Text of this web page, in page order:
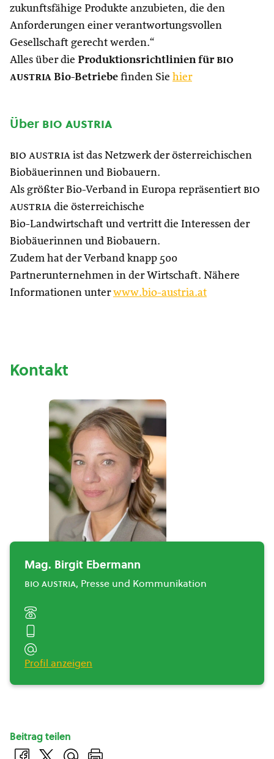
zukunftsfähige Produkte anzubieten, die den
Anforderungen einer verantwortungsvollen
Gesellschaft gerecht werden.“
Alles über die Produktionsrichtlinien für bio
austria Bio-Betriebe finden Sie hier
Über bio austria
bio austria ist das Netzwerk der österreichischen
Biobäuerinnen und Biobauern.
Als größter Bio-Verband in Europa repräsentiert bio
austria die österreichische
Bio-Landwirtschaft und vertritt die Interessen der
Biobäuerinnen und Biobauern.
Zudem hat der Verband knapp 500
Partnerunternehmen in der Wirtschaft. Nähere
Informationen unterwww.bio-austria.at
Kontakt
Mag. Birgit Ebermann
bio austria, Presse und Kommunikation
Profil anzeigen
Beitrag teilen